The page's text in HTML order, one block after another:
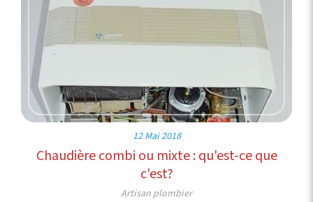
12 Mai 2018
Chaudière combi ou mixte : qu'est-ce que
c'est?
Artisan plombier